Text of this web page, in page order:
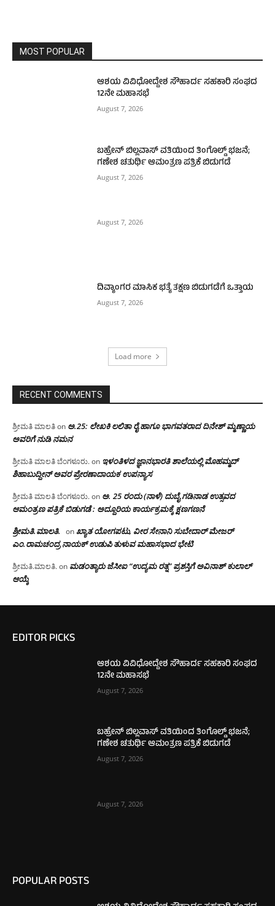
MOST POPULAR
ಆಶಯ ವಿವಿಧೋದ್ದೇಶ ಸೌಹಾರ್ದ ಸಹಕಾರಿ ಸಂಘದ
12ನೇ ಮಹಾಸಭೆ
August 7, 2026
ಬಹ್ರೇನ್ ಬಿಲ್ಲವಾಸ್ ವತಿಯಿಂದ ತಿಂಗೊಲ್ಡ್ ಭಜನೆ;
ಗಣೇಶ ಚತುರ್ಥಿ ಆಮಂತ್ರಣ ಪತ್ರಿಕೆ ಬಿಡುಗಡೆ
August 7, 2026
August 7, 2026
ದಿವ್ಯಾಂಗರ ಮಾಸಿಕ ಭತ್ಯೆ ತಕ್ಷಣ ಬಿಡುಗಡೆಗೆ ಒತ್ತಾಯ
August 7, 2026
Load more
RECENT COMMENTS
ಶ್ರೀಮತಿ ಮಾಲತಿon ಅ.25: ಲೇಖಕಿ ಲಲಿತಾ ರೈ ಹಾಗೂ ಭಾಗವತರಾದ ದಿನೇಶ್ ಮ್ಮಣ್ಣಾಯ
ಅವರಿಗೆ ನುಡಿ ನಮನ
ಶ್ರೀಮತಿ ಮಾಲತಿ ಬೆಂಗಳೂರು.on ಇಳಂತಿಳದ ಜ್ಞಾನಭಾರತಿ ಶಾಲೆಯಲ್ಲಿ ಮೊಹಮ್ಮದ್
ಶಿಹಾಬುದ್ದೀನ್ ಅವರ ಪ್ರೇರಣಾದಾಯಕ ಉಪನ್ಯಾಸ
ಶ್ರೀಮತಿ ಮಾಲತಿ ಬೆಂಗಳೂರು.on ಅ. 25 ರಂದು (ನಾಳೆ) ದುಬೈ ಗಡಿನಾಡ ಉತ್ಸವದ
ಆಮಂತ್ರಣ ಪತ್ರಿಕೆ ಬಿಡುಗಡೆ : ಅದ್ದೂರಿಯ ಕಾರ್ಯಕ್ರಮಕ್ಕೆ ಕ್ಷಣಗಣನೆ
ಶ್ರೀಮತಿ.ಮಾಲತಿ. onಖ್ಯಾತ ಯೋಗಪಟು, ವೀರ ಸೇನಾನಿ ಸುಬೇದಾರ್ ಮೇಜರ್
ಎಂ.ರಾಮಚಂದ್ರ ನಾಯಕ್ ಉಡುಪಿ ತುಳುವ ಮಹಾಸಭಾದ ಭೇಟಿ
ಶ್ರೀಮತಿ.ಮಾಲತಿ.on ಮಡಂತ್ಯಾರು ಜೆಸೀಐ “ಉದ್ಯಮ ರತ್ನ” ಪ್ರಶಸ್ತಿಗೆ ಅವಿನಾಶ್‌ ಕುಲಾಲ್‌
ಆಯ್ಕೆ
EDITOR PICKS
ಆಶಯ ವಿವಿಧೋದ್ದೇಶ ಸೌಹಾರ್ದ ಸಹಕಾರಿ ಸಂಘದ
12ನೇ ಮಹಾಸಭೆ
August 7, 2026
ಬಹ್ರೇನ್ ಬಿಲ್ಲವಾಸ್ ವತಿಯಿಂದ ತಿಂಗೊಲ್ಡ್ ಭಜನೆ;
ಗಣೇಶ ಚತುರ್ಥಿ ಆಮಂತ್ರಣ ಪತ್ರಿಕೆ ಬಿಡುಗಡೆ
August 7, 2026
August 7, 2026
POPULAR POSTS